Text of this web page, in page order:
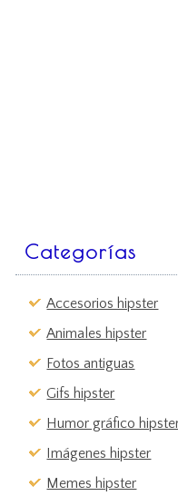
Categorías
Accesorios hipster
Animales hipster
Fotos antiguas
Gifs hipster
Humor gráfico
Imágenes hipster
Memes hipster